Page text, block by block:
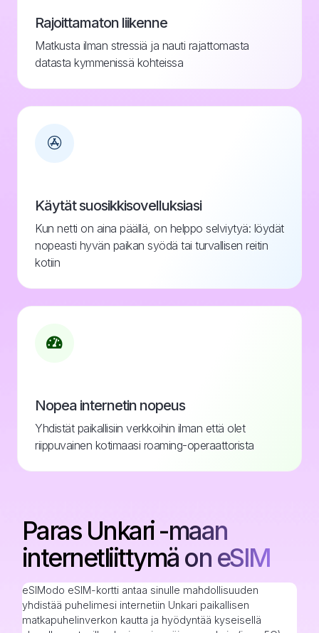
Rajoittamaton liikenne
Matkusta ilman stressiä ja nauti rajattomasta
datasta kymmenissä kohteissa
Käytät suosikkisovelluksiasi
Kun netti on aina päällä, on helppo selviytyä: löydät
nopeasti hyvän paikan syödä tai turvallisen reitin
kotiin
Nopea internetin nopeus
Yhdistät paikallisiin verkkoihin ilman että olet
riippuvainen kotimaasi roaming-operaattorista
Paras Unkari -maan
internetliittymä on eSIM
eSIModo eSIM-kortti antaa sinulle mahdollisuuden
yhdistää puhelimesi internetiin Unkari paikallisen
matkapuhelinverkon kautta ja hyödyntää kyseisellä